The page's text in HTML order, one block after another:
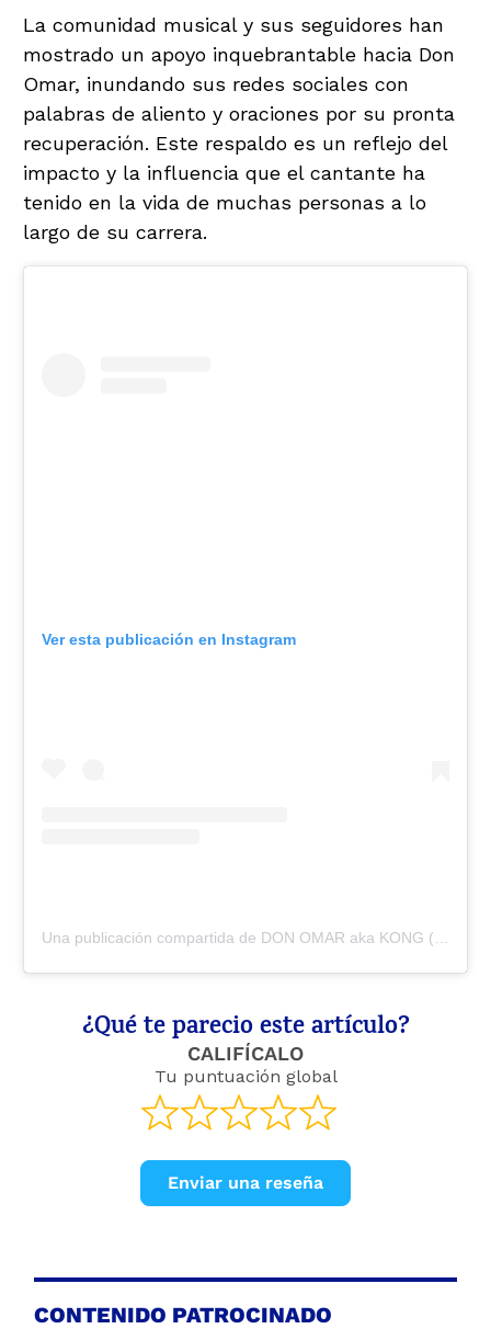
La comunidad musical y sus seguidores han
mostrado un apoyo inquebrantable hacia Don
Omar, inundando sus redes sociales con
palabras de aliento y oraciones por su pronta
recuperación. Este respaldo es un reflejo del
impacto y la influencia que el cantante ha
tenido en la vida de muchas personas a lo
largo de su carrera.
Ver esta publicación en Instagram
Una publicación compartida de DON OMAR aka KONG (@donomar)
¿Qué te parecio este artículo?
CALIFÍCALO
Tu puntuación global
Enviar una reseña
CONTENIDO PATROCINADO